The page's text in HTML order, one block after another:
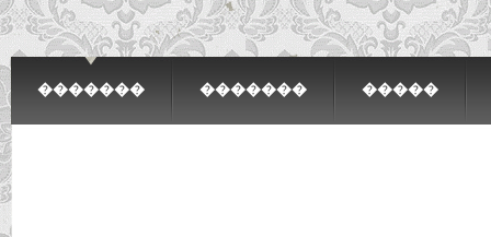
������� ������� �����